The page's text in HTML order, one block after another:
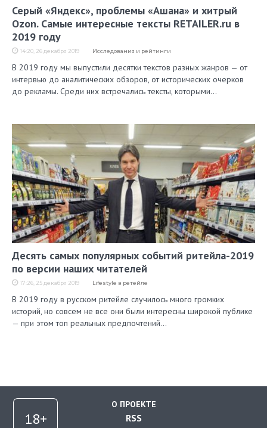
Серый «Яндекс», проблемы «Ашана» и хитрый
Ozon. Самые интересные тексты RETAILER.ru в
2019 году
14:20, 26 декабря 2019 Исследования и рейтинги
В 2019 году мы выпустили десятки текстов разных жанров — от
интервью до аналитических обзоров, от исторических очерков
до рекламы. Среди них встречались тексты, которыми…
Десять самых популярных событий ритейла-2019
по версии наших читателей
17:26, 25 декабря 2019 Lifestyle в ретейле
В 2019 году в русском ритейле случилось много громких
историй, но совсем не все они были интересны широкой публике
— при этом топ реальных предпочтений…
О ПРОЕКТЕ
RSS